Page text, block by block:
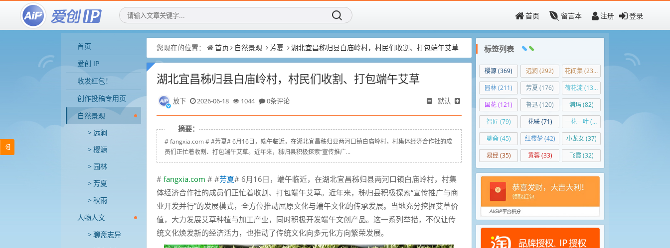
首页 留言本 注册 登录
首页
爱创 IP
收发红包！
创作投稿专用页
自然景观
远涧
樱源
园林
芳夏
秋雨
人物人文
聊斋志异
您现在的位置： 首页 自然景观 芳夏 湖北宜昌秭归县白庙岭村，村民们收割、打包端午艾草
湖北宜昌秭归县白庙岭村，村民们收割、打包端午艾草
放下 2026-06-18 1044 0条评论 默认
摘要：
# fangxia.com # #芳夏# 6月16日，端午临近，在湖北宜昌秭归县两河口镇白庙岭村，村集体经济合作社的成
员们正忙着收割、打包端午艾草。近年来，秭归县积极探索“宣传推广...
# fangxia.com # #芳夏# 6月16日，端午临近，在湖北宜昌秭归县两河口镇白庙岭村，村集
体经济合作社的成员们正忙着收割、打包端午艾草。近年来，秭归县积极探索“宣传推广与商
业开发并行”的发展模式，全方位推动屈原文化与端午文化的传承发展。当地充分挖掘艾草价
值，大力发展艾草种植与加工产业，同时积极开发端午文创产品。这一系列举措，不仅让传
统文化焕发新的经济活力，也推动了传统文化向多元化方向繁荣发展。
标签列表
樱源(369) 远涧 (292) 花间集(236)
园林(211) 芳夏 (176) 荷花淀(139)
国花(121) 鲁迅(120) 浦玛(82)
智匠 (79) 花联(71) 一花一叶(50)
聊斋(45) 红楼梦(42) 小龙女(37)
易经(35) 黄蓉(33) 飞霞 (32)